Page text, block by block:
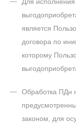
является
договора по
которому
Обработка ПДн
законом, для